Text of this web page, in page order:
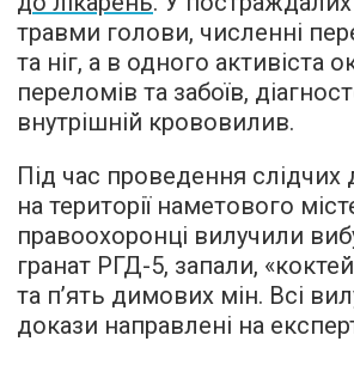
травми голови, численні
та ніг, а в одного активіста
переломів та забоїв,
внутрішній крововилив.
Під час проведення слідчих
на території наметового
правоохоронці вилучили
гранат РГД-5, запали,
та п’ять димових мін. Всі
докази направлені на